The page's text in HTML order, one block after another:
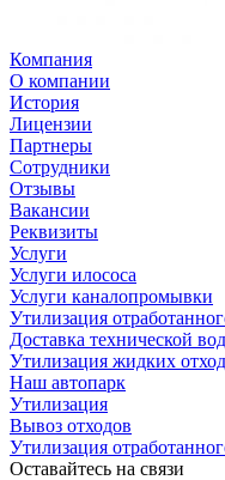
Компания
О компании
История
Лицензии
Партнеры
Сотрудники
Отзывы
Вакансии
Реквизиты
Услуги
Услуги илососа
Услуги каналопромывки
Утилизация
Доставка технической
Утилизация жидких
Наш автопарк
Утилизация
Вывоз отходов
Утилизация
Оставайтесь на связи